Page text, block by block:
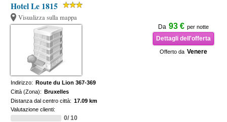
Hotel Le 1815
Visualizza sulla mappa
Da 93 € per notte
Dettagli dell'offerta
Offerto da Venere
Indirizzo: Route du Lion 367-369
Città (Zona): Bruxelles
Distanza dal centro città: 17.09 km
Valutazione clienti:
0/ 10